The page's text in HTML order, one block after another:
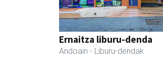
Ernaitza liburu-denda
Andoain - Liburu-dendak